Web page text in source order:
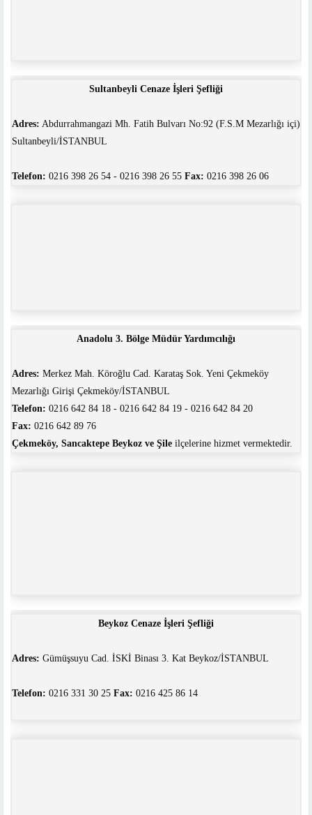
Sultanbeyli Cenaze İşleri Şefliği
Adres: Abdurrahmangazi Mh. Fatih Bulvarı No:92 (F.S.M Mezarlığı içi)
Sultanbeyli/İSTANBUL
Telefon: 0216 398 26 54 - 0216 398 26 55 Fax: 0216 398 26 06
Anadolu 3. Bölge Müdür Yardımcılığı
Adres: Merkez Mah. Köroğlu Cad. Karataş Sok. Yeni Çekmeköy
Mezarlığı Girişi Çekmeköy/İSTANBUL
Telefon: 0216 642 84 18 - 0216 642 84 19 - 0216 642 84 20
Fax: 0216 642 89 76
Çekmeköy, Sancaktepe Beykoz ve Şile ilçelerine hizmet vermektedir.
Beykoz Cenaze İşleri Şefliği
Adres: Gümüşsuyu Cad. İSKİ Binası 3. Kat Beykoz/İSTANBUL
Telefon: 0216 331 30 25 Fax: 0216 425 86 14